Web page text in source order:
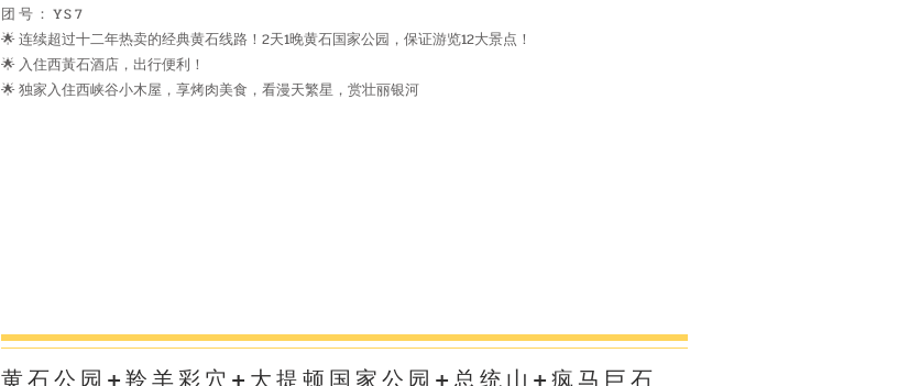
​团号：YS7
🌟连续超过十二年热卖的经典黄石线路！2天1晚黄石国家公园，保证游览12大景点！
🌟入住西黃石酒店，出行便利！
🌟独家入住西峡谷小木屋，享烤肉美食，看漫天繁星，赏壮丽银河
黄石公园+羚羊彩穴+大提顿国家公园+总统山+疯马巨石